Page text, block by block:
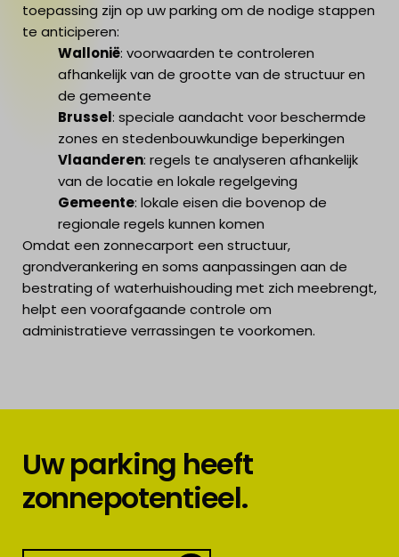
toepassing zijn op uw parking om de nodige stappen
te anticiperen:
Wallonië: voorwaarden te controleren
afhankelijk van de grootte van de structuur en
de gemeente
Brussel: speciale aandacht voor beschermde
zones en stedenbouwkundige beperkingen
Vlaanderen: regels te analyseren afhankelijk
van de locatie en lokale regelgeving
Gemeente: lokale eisen die bovenop de
regionale regels kunnen komen
Omdat een zonnecarport een structuur,
grondverankering en soms aanpassingen aan de
bestrating of waterhuishouding met zich meebrengt,
helpt een voorafgaande controle om
administratieve verrassingen te voorkomen.
Uw parking heeft
zonnepotentieel.